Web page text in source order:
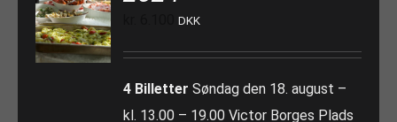
DKK
4 Billetter Søndag den 18. august –
kl. 13.00 – 19.00 Victor Borges Plads